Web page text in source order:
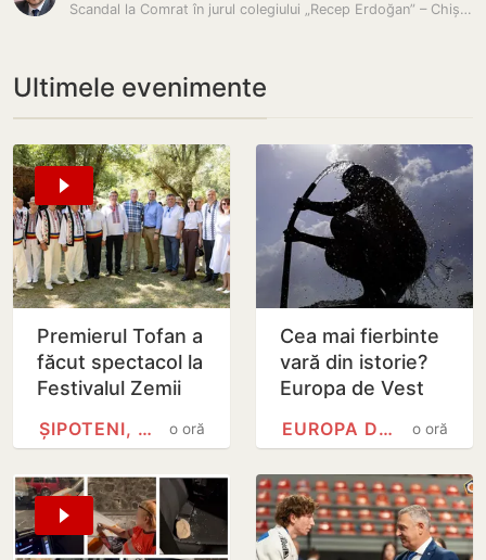
Scandal la Comrat în jurul colegiului „Recep Erdoğan” – Chișinăul…
Ultimele evenimente
Premierul Tofan a
făcut spectacol la
Festivalul Zemii
cântat „Alunelul”
o oră
ȘIPOTENI, HÎNCEȘTI
Cea mai fierbinte
vară din istorie?
Europa de Vest
după record
o oră
EUROPA DE VEST